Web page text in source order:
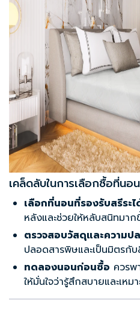
เคล็ดลับในการเลือกซื้อที่น
เลือกที่นอนที่รองรับสรีระ
หลังและช่วยให้หลับสนิทมาก
ตรวจสอบวัสดุและความป
ปลอดสารพิษและเป็นมิตรกั
ทดลองนอนก่อนซื้อ ควรพ
ให้มั่นใจว่ารู้สึกสบายและเห